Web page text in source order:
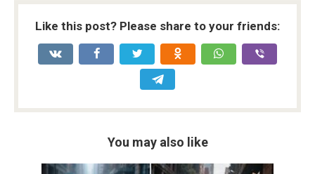
Like this post? Please share to your friends:
You may also like